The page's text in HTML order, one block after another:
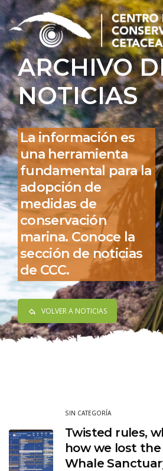
ARCHIVO
NOTICIAS
La información es
una herramienta
fundamental para la
adopción de
medidas de
conservación
marina. Conoce la
sección de noticias
de CCC.
VOLVER A NOTICIAS
SIN CATEGORÍA
Twisted rules,
how we lost
Whale